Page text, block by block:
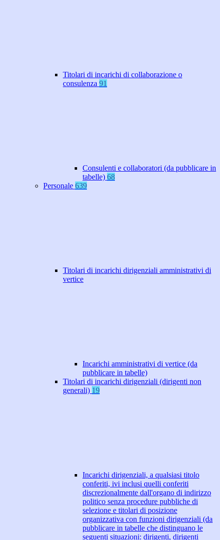
Titolari di incarichi di collaborazione o
consulenza 91
Consulenti e collaboratori (da pubblicare in
tabelle) 68
Personale 639
Titolari di incarichi dirigenziali amministrativi di
vertice
Incarichi amministrativi di vertice (da
pubblicare in tabelle)
Titolari di incarichi dirigenziali (dirigenti non
generali) 19
Incarichi dirigenziali, a qualsiasi titolo
conferiti, ivi inclusi quelli conferiti
discrezionalmente dall'organo di indirizzo
politico senza procedure pubbliche di
selezione e titolari di posizione
organizzativa con funzioni dirigenziali (da
pubblicare in tabelle che distinguano le
seguenti situazioni: dirigenti, dirigenti